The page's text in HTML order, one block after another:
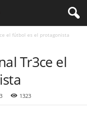
el fútbol es el protagonista
Tr3ce el
1323